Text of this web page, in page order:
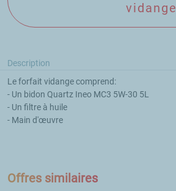
vidange
Description
Le forfait vidange comprend:
- Un bidon Quartz Ineo MC3 5W-30 5L
- Un filtre à huile
- Main d'œuvre
Offres similaires